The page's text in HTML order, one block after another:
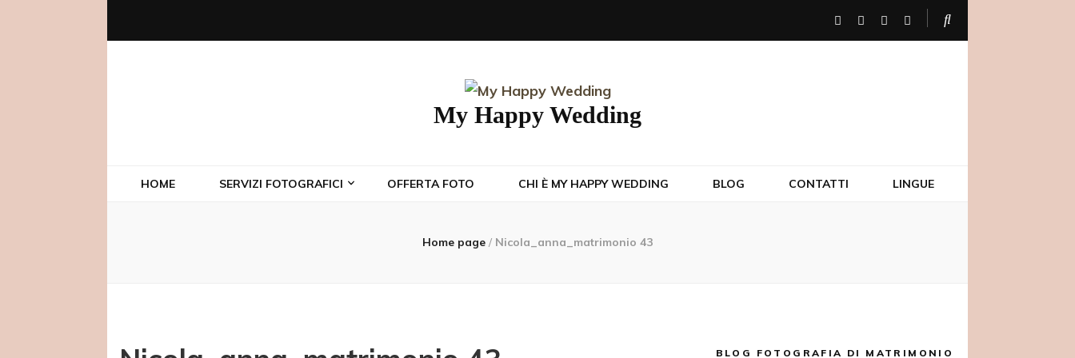
My Happy Wedding
HOME SERVIZI FOTOGRAFICI OFFERTA FOTO CHI È MY HAPPY WEDDING BLOG CONTATTI LINGUE
Home page / Nicola_anna_matrimonio 43
BLOG FOTOGRAFIA DI MATRIMONIO